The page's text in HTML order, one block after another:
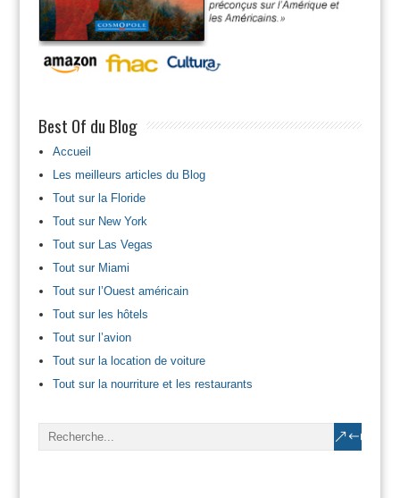
Best Of du Blog
Accueil
Les meilleurs articles du Blog
Tout sur la Floride
Tout sur New York
Tout sur Las Vegas
Tout sur Miami
Tout sur l’Ouest américain
Tout sur les hôtels
Tout sur l’avion
Tout sur la location de voiture
Tout sur la nourriture et les restaurants